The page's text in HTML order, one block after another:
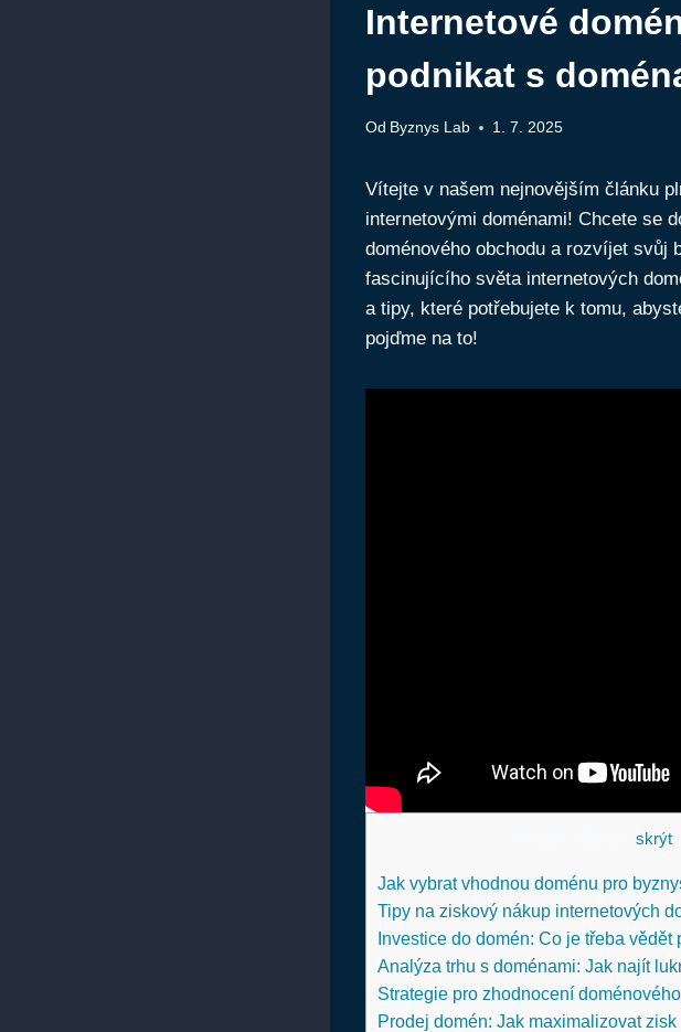
Internetové
podnikat s
Od Byznys Lab 1. 7. 2025
Vítejte v našem nejnovějším článku
internetovými doménami! Chcete se
doménového obchodu a rozvíjet svůj
fascinujícího světa internetových
a tipy, které potřebujete k tomu,
pojďme na to!
skrýt]
Jak vybrat vhodnou doménu pro
Tipy na ziskový nákup internetových
Investice do domén: Co je třeba vědět
Analýza trhu s doménami: Jak najít
Strategie pro zhodnocení
Prodej domén: Jak maximalizovat zisk